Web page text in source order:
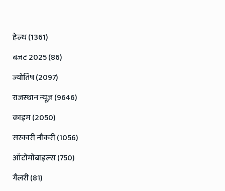
हेल्थ (1361)
बजट 2025 (86)
ज्योतिष (2097)
राजस्थान न्यूज़ (9646)
क्राइम (2050)
सरकारी नौकरी (1056)
ऑटोमोबाइल्स (750)
गैलरी (81)